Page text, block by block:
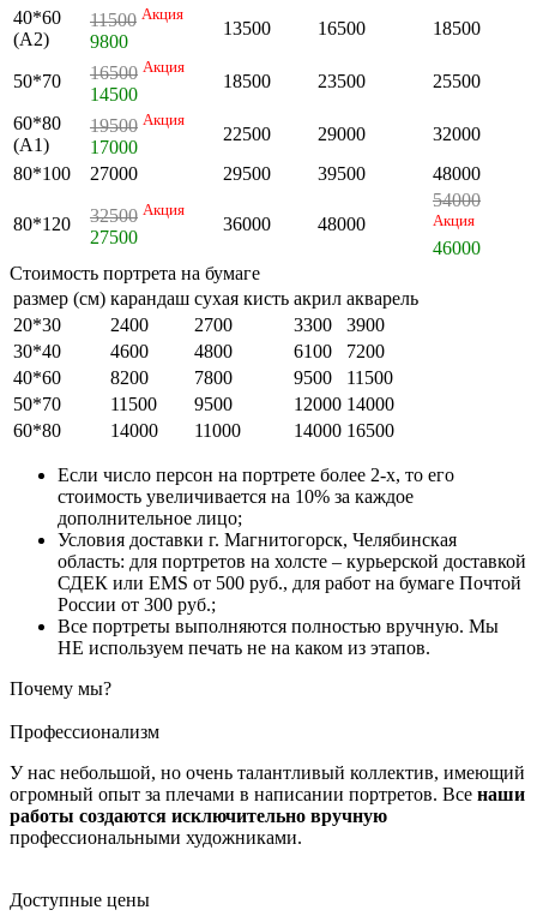
40*60
(А2)
11500 Акция
9800
13500 16500 18500
50*70 16500 Акция
14500
18500 23500 25500
60*80
(А1)
19500 Акция
17000
22500 29000
32000
80*100
27000 29500 39500 48000
80*120 32500 Акция
27500
36000 48000
54000
Акция
46000
Стоимость портрета на бумаге
размер (см) карандаш сухая кисть акрил акварель
20*30
2400 2700 3300
3900
30*40
4600 4800 6100
7200
40*60
8200 7800 9500
11500
50*70
11500 9500 12000 14000
60*80
14000 11000 14000 16500
Если число персон на портрете более 2-х, то его
стоимость увеличивается на 10% за каждое
дополнительное лицо;
Условия доставки г. Магнитогорск, Челябинская
область: для портретов на холсте – курьерской доставкой
СДЕК или EMS от 500 руб., для работ на бумаге Почтой
России от 300 руб.;
Все портреты выполняются полностью вручную. Мы
НЕ используем печать не на каком из этапов.
Почему мы?
Профессионализм
У нас небольшой, но очень талантливый коллектив, имеющий
огромный опыт за плечами в написании портретов. Все наши
работы создаются исключительно вручную
профессиональными художниками.
Доступные цены